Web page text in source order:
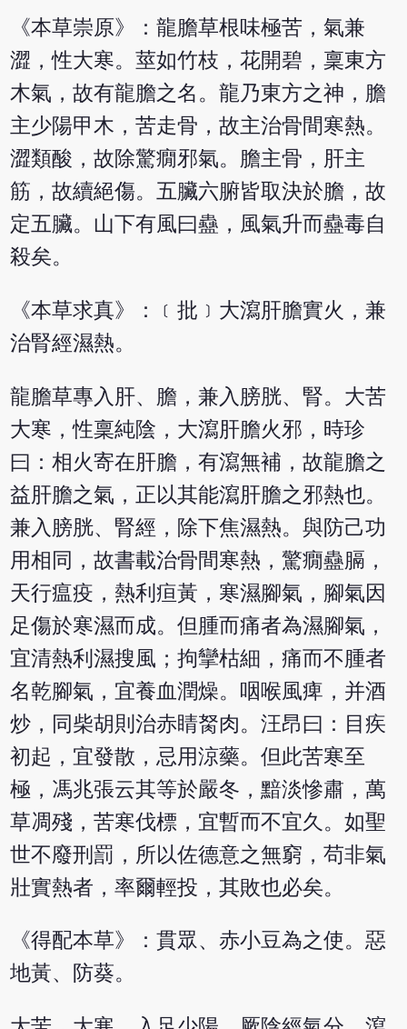
《本草崇原》：龍膽草根味極苦，氣兼
澀，性大寒。莖如竹枝，花開碧，稟東方
木氣，故有龍膽之名。龍乃東方之神，膽
主少陽甲木，苦走骨，故主治骨間寒熱。
澀類酸，故除驚癇邪氣。膽主骨，肝主
筋，故續絕傷。五臟六腑皆取決於膽，故
定五臟。山下有風曰蠱，風氣升而蠱毒自
殺矣。
《本草求真》：﹝批﹞大瀉肝膽實火，兼
治腎經濕熱。
龍膽草專入肝、膽，兼入膀胱、腎。大苦
大寒，性稟純陰，大瀉肝膽火邪，時珍
曰：相火寄在肝膽，有瀉無補，故龍膽之
益肝膽之氣，正以其能瀉肝膽之邪熱也。
兼入膀胱、腎經，除下焦濕熱。與防己功
用相同，故書載治骨間寒熱，驚癇蠱膈，
天行瘟疫，熱利疸黃，寒濕腳氣，腳氣因
足傷於寒濕而成。但腫而痛者為濕腳氣，
宜清熱利濕搜風；拘攣枯細，痛而不腫者
名乾腳氣，宜養血潤燥。咽喉風痺，并酒
炒，同柴胡則治赤睛胬肉。汪昂曰：目疾
初起，宜發散，忌用涼藥。但此苦寒至
極，馮兆張云其等於嚴冬，黯淡慘肅，萬
草凋殘，苦寒伐標，宜暫而不宜久。如聖
世不廢刑罰，所以佐德意之無窮，苟非氣
壯實熱者，率爾輕投，其敗也必矣。
《得配本草》：貫眾、赤小豆為之使。惡
地黃、防葵。